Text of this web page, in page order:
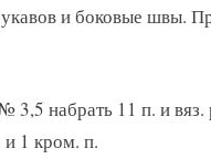
и боковые швы.
набрать 11 п. и вяз.
и 1 кром. п.